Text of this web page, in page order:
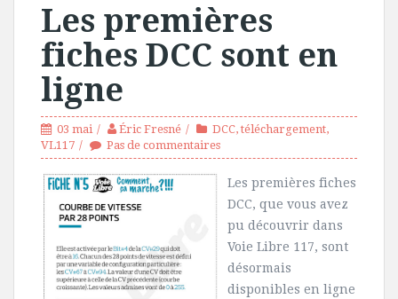
Les premières
fiches DCC sont en
ligne
03 mai Éric Fresné DCC, téléchargement,
VL117
Pas de commentaires
Les premières fiches
DCC, que vous avez
pu découvrir dans
Voie Libre 117, sont
désormais
disponibles en ligne